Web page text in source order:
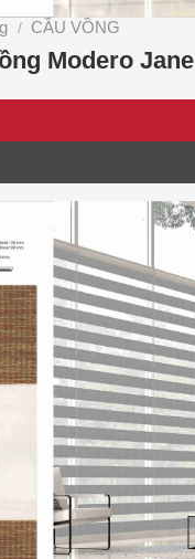
/ CẦU VỒNG
Modero Jane